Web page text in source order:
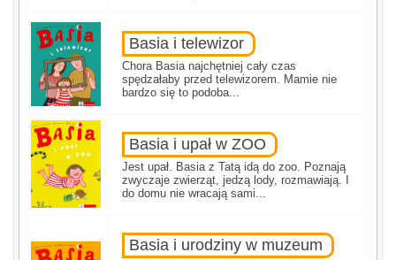
Basia i telewizor
Chora Basia najchętniej cały czas
spędzałaby przed telewizorem. Mamie nie
bardzo się to podoba...
Basia i upał w ZOO
Jest upał. Basia z Tatą idą do zoo. Poznają
zwyczaje zwierząt, jedzą lody, rozmawiają. I
do domu nie wracają sami...
Basia i urodziny w muzeum